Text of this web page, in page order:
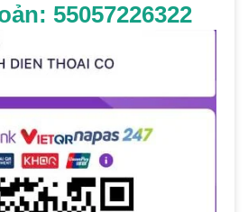
55057226322